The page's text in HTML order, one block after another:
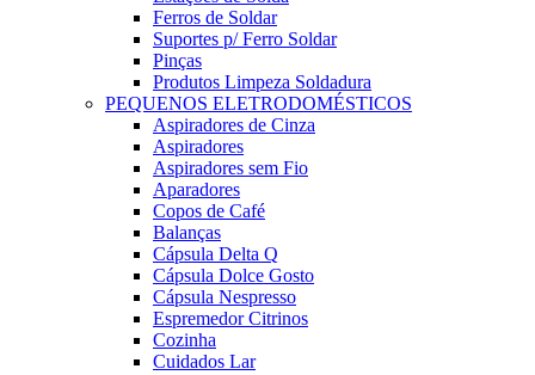
Ferros de Soldar
Suportes p/ Ferro Soldar
Pinças
Produtos Limpeza Soldadura
PEQUENOS ELETRODOMÉSTICOS
Aspiradores de Cinza
Aspiradores
Aspiradores sem Fio
Aparadores
Copos de Café
Balanças
Cápsula Delta Q
Cápsula Dolce Gosto
Cápsula Nespresso
Espremedor Citrinos
Cozinha
Cuidados Lar